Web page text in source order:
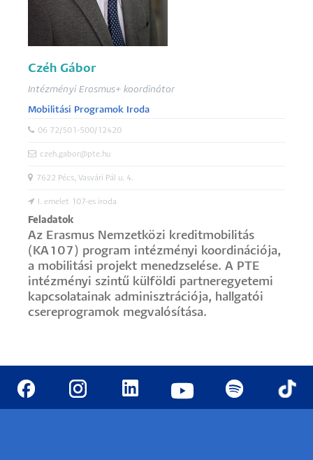
Czéh Gábor
Intézményi Erasmus+ koordinátor
Mobilitási Programok Iroda
06 72/501-500/12420
czeh.gabor@pte.hu
7622 Pécs, Vasvári Pál u. 4.
I. emelet 107-es iroda
Feladatok
Az Erasmus Nemzetközi kreditmobilitás
(KA107) program intézményi koordinációja,
a mobilitási projekt menedzselése. A PTE
intézményi szintű külföldi partneregyetemi
kapcsolatainak adminisztrációja, hallgatói
csereprogramok megvalósítása.